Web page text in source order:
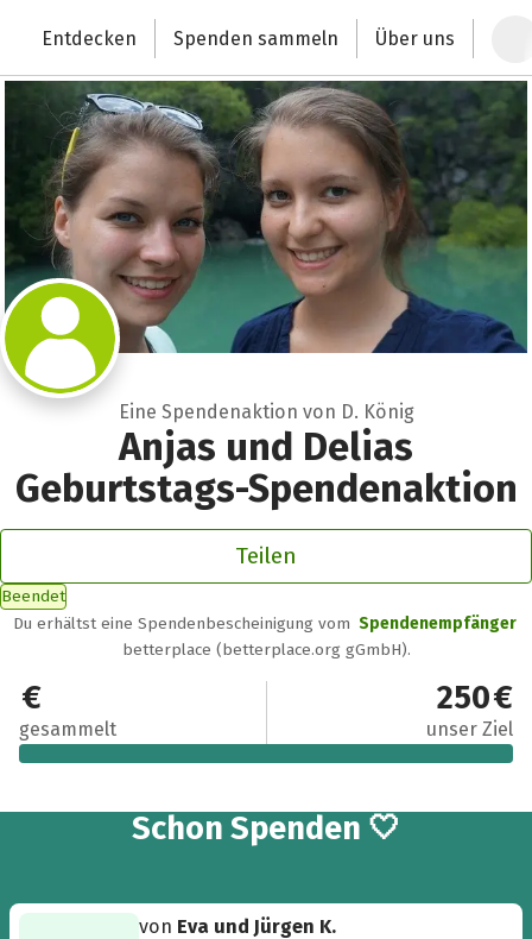
Deutschlands größte Spendenplattform
Entdecken Spenden sammeln Über uns
Eine Spendenaktion von D. König
Anjas und Delias
Geburtstags-Spendenaktion
Teilen
Beendet
Du erhältst eine Spendenbescheinigung vom Spendenempfänger
betterplace (betterplace.org gGmbH).
560 €
gesammelt
250 €
unser Ziel
Schon 6
Spenden 🤍
von Eva und Jürgen K.